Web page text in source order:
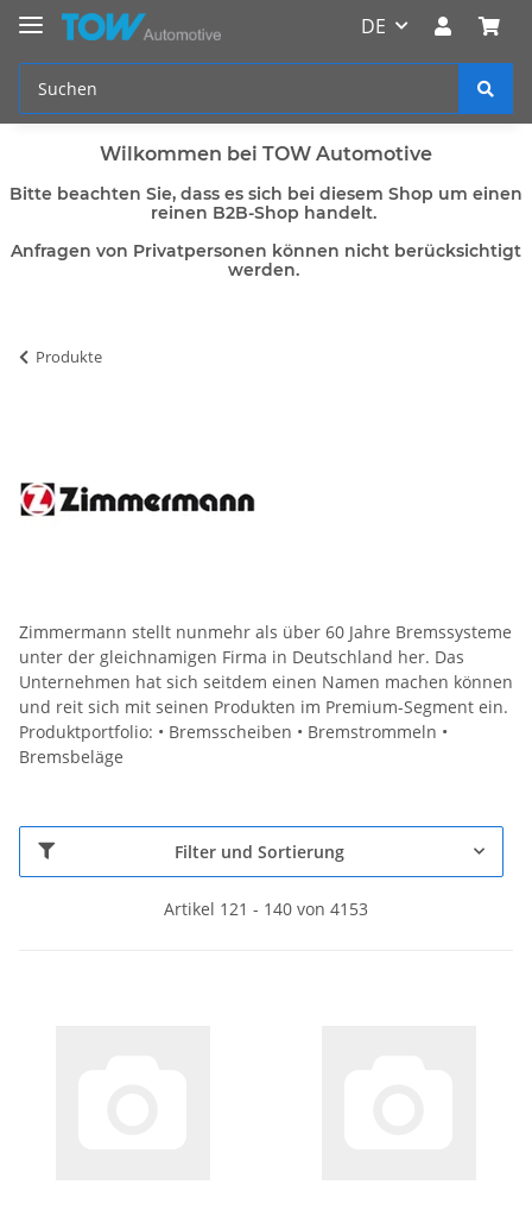
DE
Wilkommen bei TOW Automotive
Bitte beachten Sie, dass es sich bei diesem Shop um einen
reinen B2B-Shop handelt.
Anfragen von Privatpersonen können nicht berücksichtigt
werden.
Produkte
Zimmermann stellt nunmehr als über 60 Jahre Bremssysteme
unter der gleichnamigen Firma in Deutschland her. Das
Unternehmen hat sich seitdem einen Namen machen können
und reit sich mit seinen Produkten im Premium-Segment ein.
Produktportfolio: • Bremsscheiben • Bremstrommeln •
Bremsbeläge
Filter und Sortierung
Artikel 121 - 140 von 4153